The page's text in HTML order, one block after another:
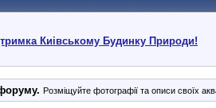
Киівському Будинку Природи!
Розміщуйте фотографії та описи своїх